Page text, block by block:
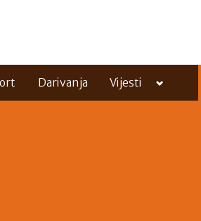
Darivanja Vijesti
Toggle
menu